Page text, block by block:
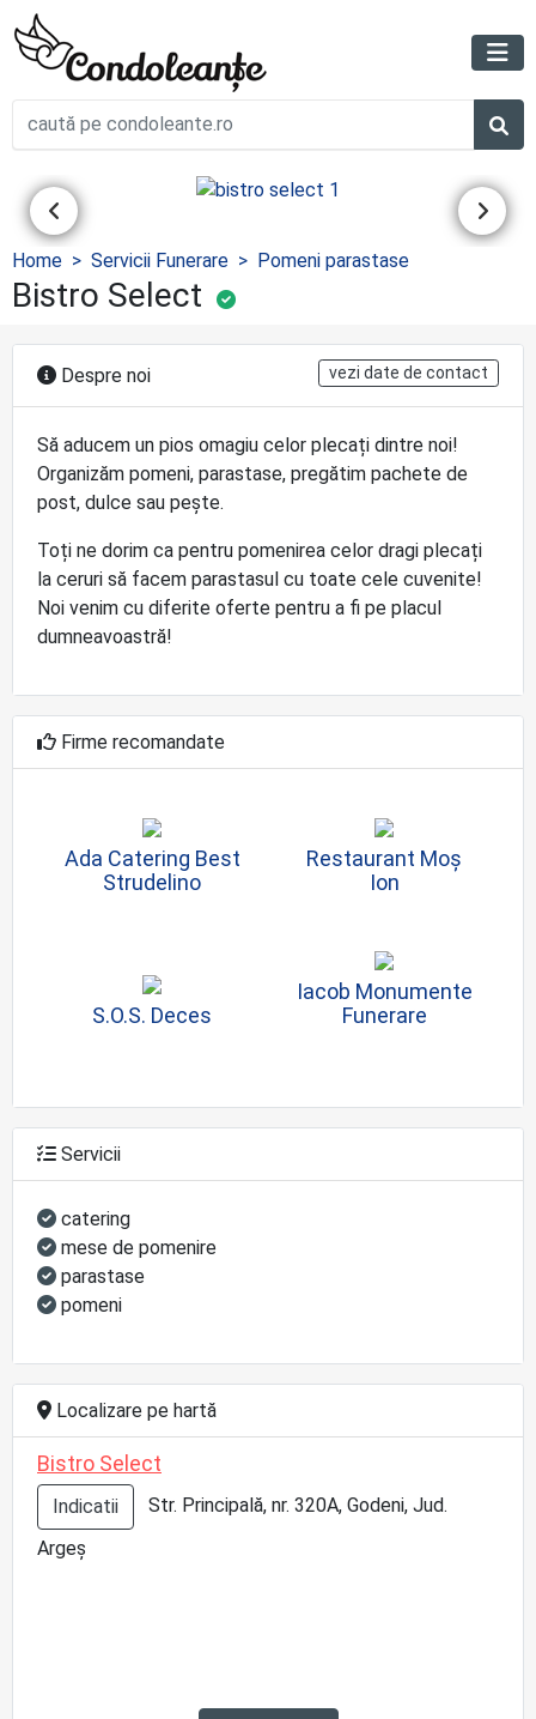
Home Servicii Funerare Pomeni parastase
Bistro Select
Despre noi vezi date de contact
Să aducem un pios omagiu celor plecați dintre noi!
Organizăm pomeni, parastase, pregătim pachete de
post, dulce sau pește.
Toți ne dorim ca pentru pomenirea celor dragi plecați
la ceruri să facem parastasul cu toate cele cuvenite!
Noi venim cu diferite oferte pentru a fi pe placul
dumneavoastră!
Firme recomandate
Ada Catering Best
Strudelino
Restaurant Moș
Ion
S.O.S. Deces
Iacob Monumente
Funerare
Servicii
catering
mese de pomenire
parastase
pomeni
Localizare pe hartă
Bistro Select
Indicatii
Str. Principală, nr. 320A, Godeni, Jud.
Argeș